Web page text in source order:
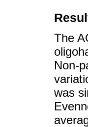
The
Non-
was